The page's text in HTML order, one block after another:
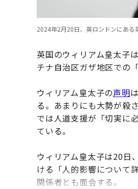
2024年2月20日、英ロンドンにある
英国のウィリアム皇太子
チナ自治区ガザ地区での
ウィリアム皇太子の声明
る。あまりにも大勢が殺
では人道支援が「切実に
ている。
ウィリアム皇太子は20日
ける「人的影響について
関係者とも面会する。